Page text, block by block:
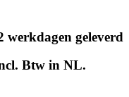
werkdagen geleverd
Btw in NL.